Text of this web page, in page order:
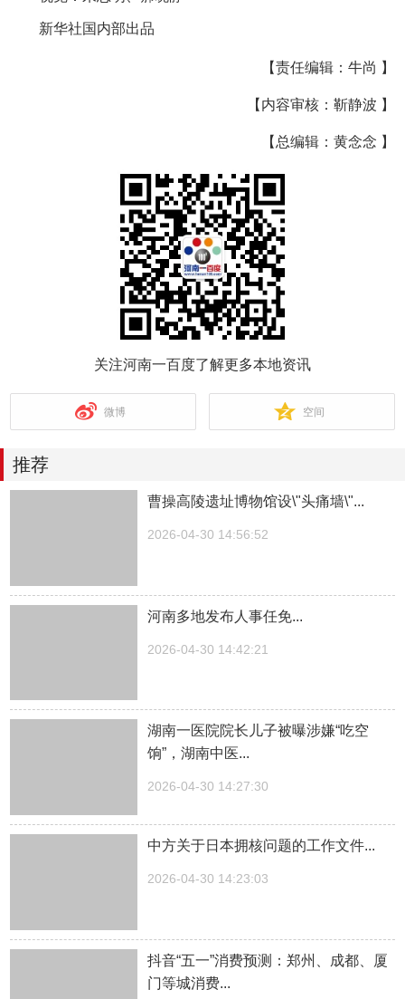
新华社国内部出品
【责任编辑：牛尚 】
【内容审核：靳静波 】
【总编辑：黄念念 】
关注河南一百度了解更多本地资讯
微博 空间
推荐
曹操高陵遗址博物馆设\"头痛墙\"...
2026-04-30 14:56:52
河南多地发布人事任免...
2026-04-30 14:42:21
湖南一医院院长儿子被曝涉嫌“吃空
饷”，湖南中医...
2026-04-30 14:27:30
中方关于日本拥核问题的工作文件...
2026-04-30 14:23:03
抖音“五一”消费预测：郑州、成都、厦
门等城消费...